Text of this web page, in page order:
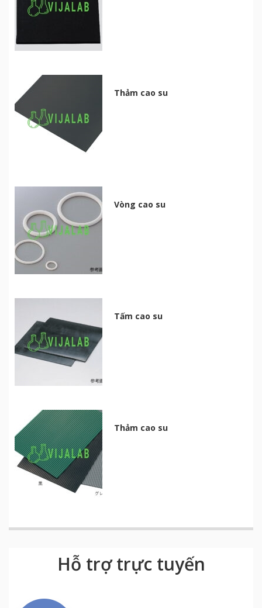
Thảm cao su
Vòng cao su
Tấm cao su
Thảm cao su
Hỗ trợ trực tuyến